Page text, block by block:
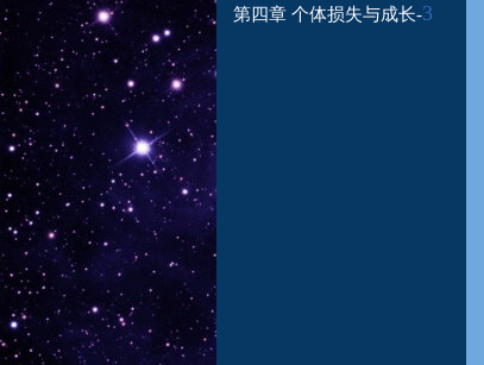
第四章 个体损失与成长-3